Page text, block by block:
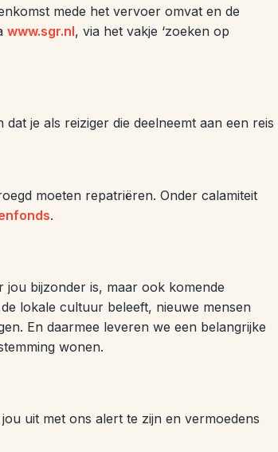
mede het vervoer omvat en de
www.sgr.nl, via het vakje ‘zoeken op
je als reiziger die deelneemt aan een reis
moeten repatriëren. Onder calamiteit
.
bijzonder is, maar ook komende
lokale cultuur beleeft, nieuwe mensen
En daarmee leveren we een belangrijke
wonen.
uit met ons alert te zijn en vermoedens